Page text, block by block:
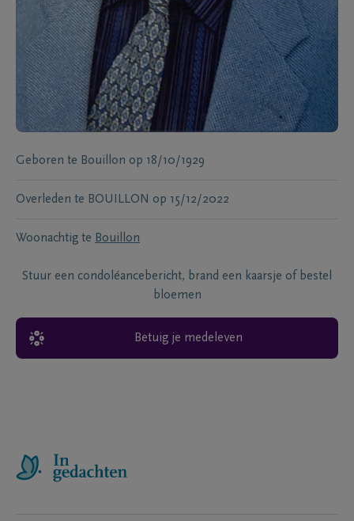
Geboren te Bouillon op 18/10/1929
Overleden te BOUILLON op 15/12/2022
Woonachtig te Bouillon
Stuur een condoléancebericht, brand een kaarsje of bestel
bloemen
Betuig je medeleven